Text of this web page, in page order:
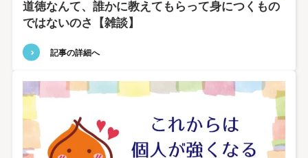
道徳なんて、誰かに教えてもらって身につくもの
ではないのさ【雑談】
記事の詳細へ